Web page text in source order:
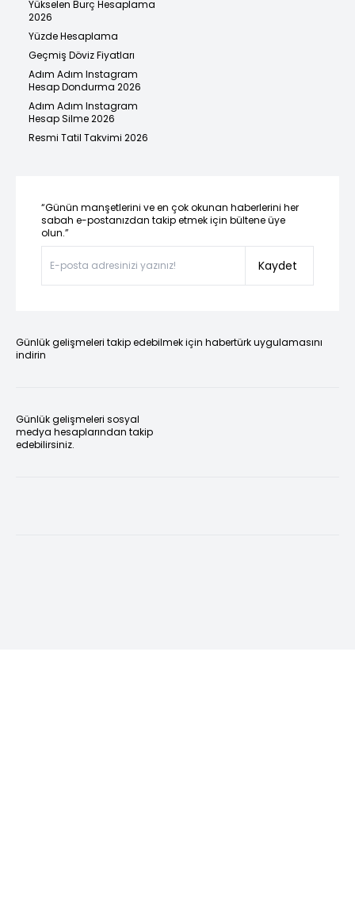
Yükselen Burç Hesaplama
2026
Yüzde Hesaplama
Geçmiş Döviz Fiyatları
Adım Adım Instagram
Hesap Dondurma 2026
Adım Adım Instagram
Hesap Silme 2026
Resmi Tatil Takvimi 2026
“Günün manşetlerini ve en çok okunan haberlerini her
sabah e-postanızdan takip etmek için bültene üye
olun.”
Kaydet
Günlük gelişmeleri takip edebilmek için habertürk uygulamasını
indirin
Günlük gelişmeleri sosyal
medya hesaplarından takip
edebilirsiniz.